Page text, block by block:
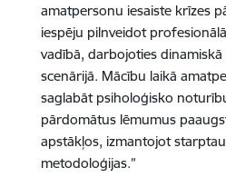
amatpersonu iesaiste krīzes
iespēju pilnveidot
vadībā, darbojoties
scenārijā. Mācību laikā
saglabāt psiholoģisko
pārdomātus lēmumus
apstākļos, izmantojot
metodoloģijas.”